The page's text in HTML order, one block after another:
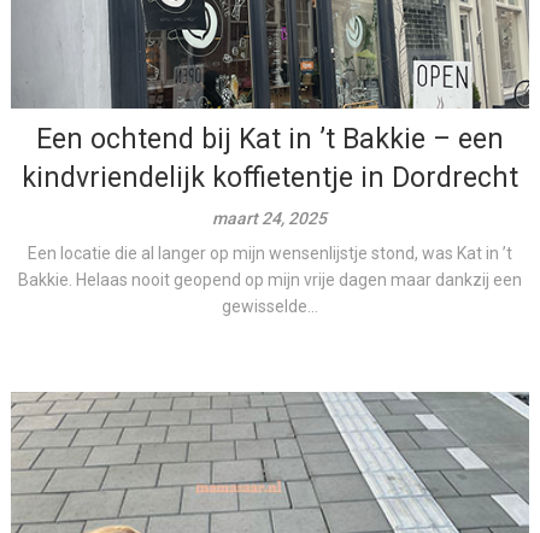
Een ochtend bij Kat in ’t Bakkie – een
kindvriendelijk koffietentje in Dordrecht
maart 24, 2025
Een locatie die al langer op mijn wensenlijstje stond, was Kat in ’t
Bakkie. Helaas nooit geopend op mijn vrije dagen maar dankzij een
gewisselde...